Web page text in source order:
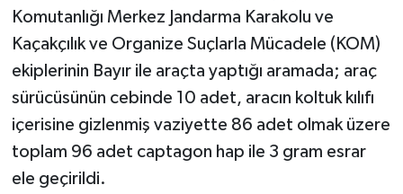
Komutanlığı Merkez Jandarma Karakolu ve
Kaçakçılık ve Organize Suçlarla Mücadele (KOM)
ekiplerinin Bayır ile araçta yaptığı aramada; araç
sürücüsünün cebinde 10 adet, aracın koltuk kılıfı
içerisine gizlenmiş vaziyette 86 adet olmak üzere
toplam 96 adet captagon hap ile 3 gram esrar
ele geçirildi.